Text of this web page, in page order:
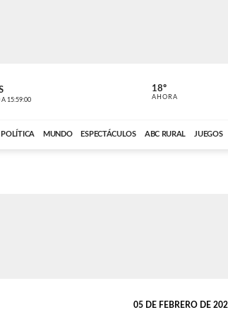
A 15:59:00 ABC CARDINAL
18º
AHORA
POLÍTICA MUNDO ESPECTÁCULOS ABC RURAL JUEGOS
05 DE FEBRERO DE